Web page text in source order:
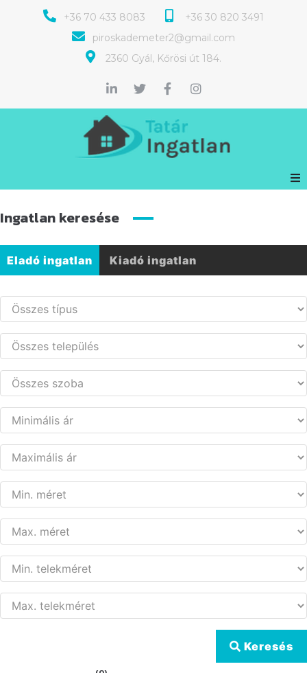
+36 70 433 8083
+36 30 820 3491
piroskademeter2@gmail.com
2360 Gyál, Kőrösi út 184.
Ingatlan keresése
Eladó ingatlan Kiadó ingatlan
Keresés